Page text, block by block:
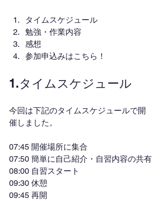
タイムスケジュール
勉強・作業内容
感想
参加申込みはこちら！
1.タイムスケジュール
今回は下記のタイムスケジュールで開
催しました。
07:45 開催場所に集合
07:50 簡単に自己紹介・自習内容の共有
08:00 自習スタート
09:30 休憩
09:45 再開